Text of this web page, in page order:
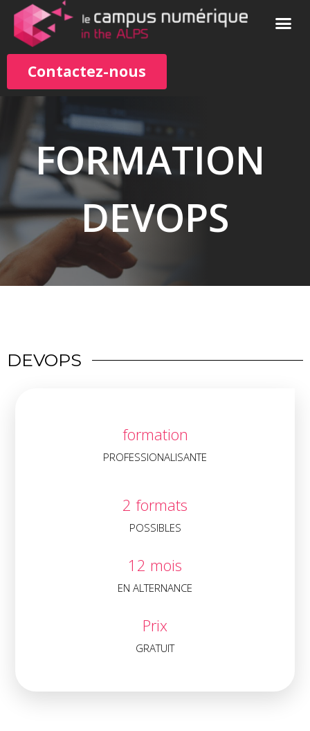
Contactez-nous
FORMATION
DEVOPS
DEVOPS
Echangez avec nos équipes
formation
PROFESSIONALISANTE
2 formats
POSSIBLES
12 mois
EN ALTERNANCE
Prix
GRATUIT